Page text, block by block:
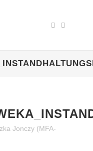
Jonczy (MFA-